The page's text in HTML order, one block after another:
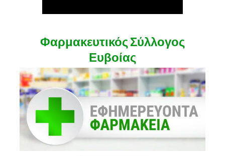
Φαρμακευτικός Σύλλογος
Ευβοίας